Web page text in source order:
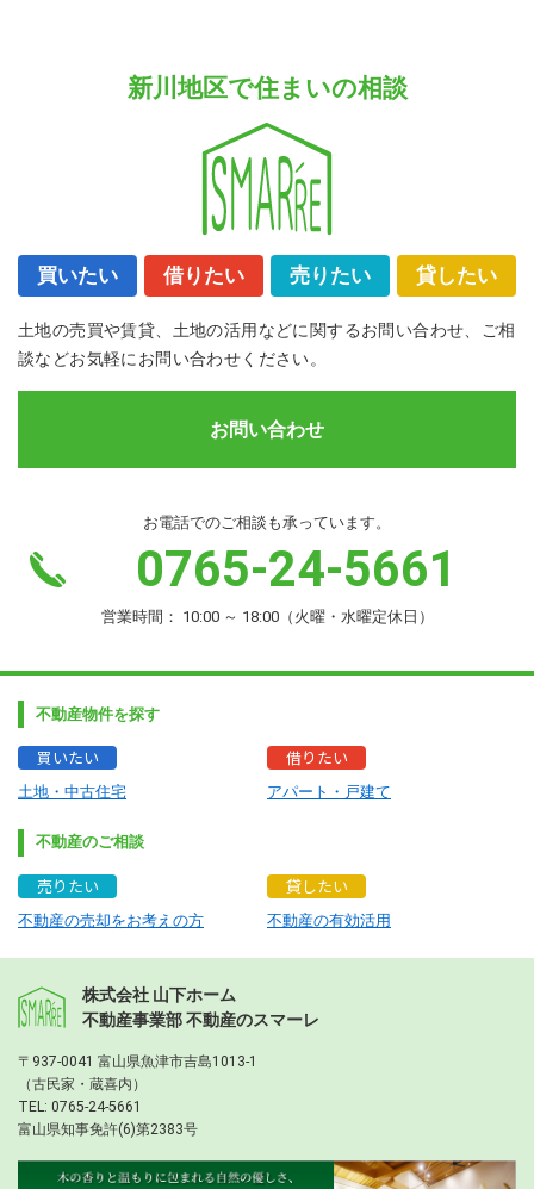
新川地区で住まいの相談
買いたい 借りたい 売りたい 貸したい
土地の売買や賃貸、土地の活用などに関するお問い合わせ、ご相
談などお気軽にお問い合わせください。
お問い合わせ
お電話でのご相談も承っています。
0765-24-5661
営業時間： 10:00 ～ 18:00（火曜・水曜定休日）
不動産物件を探す
買いたい
土地・中古住宅
借りたい
アパート・戸建て
不動産のご相談
売りたい
不動産の売却をお考えの方
貸したい
不動産の有効活用
株式会社 山下ホーム
不動産事業部 不動産のスマーレ
〒937-0041 富山県魚津市吉島1013-1
（古民家・蔵喜内）
TEL: 0765-24-5661
富山県知事免許(6)第2383号